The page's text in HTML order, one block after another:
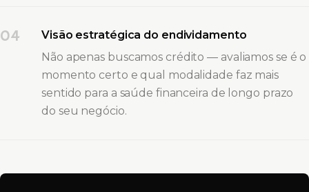
04
Visão estratégica do endividamento
Não apenas buscamos crédito — avaliamos se é o
momento certo e qual modalidade faz mais
sentido para a saúde financeira de longo prazo
do seu negócio.